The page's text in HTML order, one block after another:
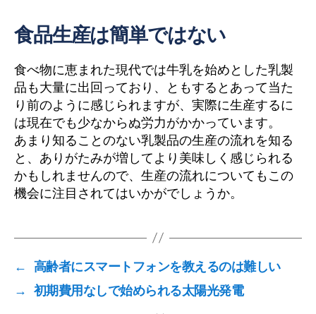
食品生産は簡単ではない
食べ物に恵まれた現代では牛乳を始めとした乳製
品も大量に出回っており、ともするとあって当た
り前のように感じられますが、実際に生産するに
は現在でも少なからぬ労力がかかっています。
あまり知ることのない乳製品の生産の流れを知る
と、ありがたみが増してより美味しく感じられる
かもしれませんので、生産の流れについてもこの
機会に注目されてはいかがでしょうか。
←
高齢者にスマートフォンを教えるのは難しい
→
初期費用なしで始められる太陽光発電